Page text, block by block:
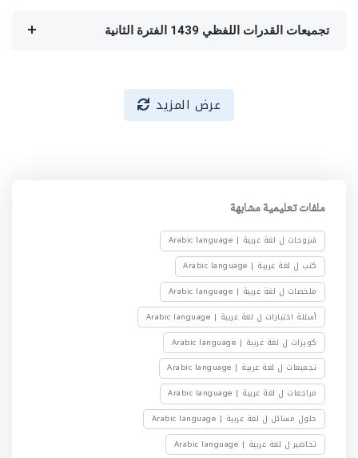
تجميعات القدرات اللفظي 1439 الفترة الثانية
عرض المزيد
ملفات تعليمية مشابهة
شروحات ل لغة عربية | Arabic language
كتب ل لغة عربية | Arabic language
ملخصات ل لغة عربية | Arabic language
أسئلة اختبارات ل لغة عربية | Arabic language
كويزات ل لغة عربية | Arabic language
تجميعات ل لغة عربية | Arabic language
مراجعات ل لغة عربية | Arabic language
حلول مسائل ل لغة عربية | Arabic language
تحاضير ل لغة عربية | Arabic language